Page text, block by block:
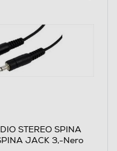
STEREO SPINA
JACK 3,-Nero